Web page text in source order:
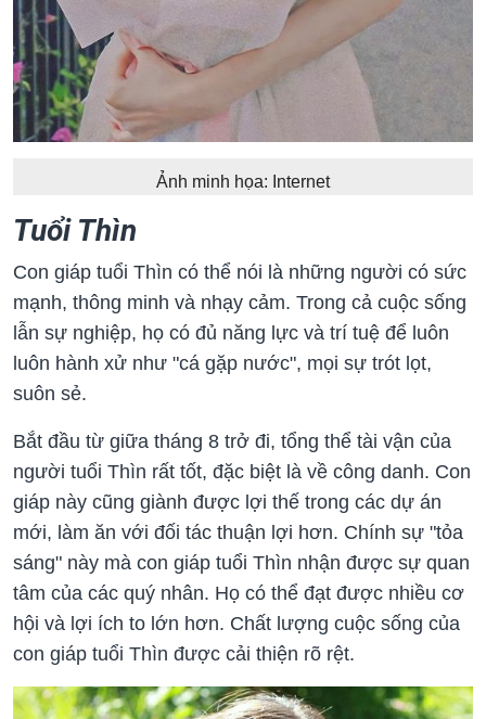
Ảnh minh họa: Internet
Tuổi Thìn
Con giáp tuổi Thìn có thể nói là những người có sức
mạnh, thông minh và nhạy cảm. Trong cả cuộc sống
lẫn sự nghiệp, họ có đủ năng lực và trí tuệ để luôn
luôn hành xử như "cá gặp nước", mọi sự trót lọt,
suôn sẻ.
Bắt đầu từ giữa tháng 8 trở đi, tổng thể tài vận của
người tuổi Thìn rất tốt, đặc biệt là về công danh. Con
giáp này cũng giành được lợi thế trong các dự án
mới, làm ăn với đối tác thuận lợi hơn. Chính sự "tỏa
sáng" này mà con giáp tuổi Thìn nhận được sự quan
tâm của các quý nhân. Họ có thể đạt được nhiều cơ
hội và lợi ích to lớn hơn. Chất lượng cuộc sống của
con giáp tuổi Thìn được cải thiện rõ rệt.